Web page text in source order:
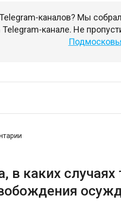
каналов? Мы
канале. Не
в каких